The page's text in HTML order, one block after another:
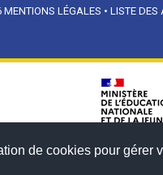
de cookies pour gérer
MENTIONS LÉGALES • LISTE DES